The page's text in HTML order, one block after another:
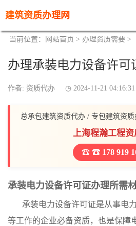
建筑资质办理网
当前位置： 网站首页 > 办理资质需要 >
办理承装电力设备许可
作者: 资质代办 2024-11-21 04:16:31
总承包建筑资质代办 / 专包建筑资
上海程瀚工程资
☎ 178 919
承装电力设备许可证办理所需
承装电力设备许可证是从事电
等工作的企业必备资质，也是保障